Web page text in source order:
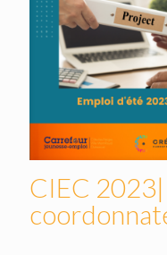
CIEC